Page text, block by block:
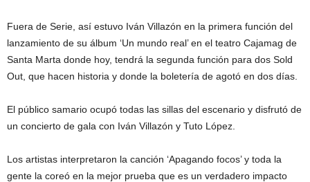
Fuera de Serie, así estuvo Iván Villazón en la primera función del
lanzamiento de su álbum ‘Un mundo real’ en el teatro Cajamag de
Santa Marta donde hoy, tendrá la segunda función para dos Sold
Out, que hacen historia y donde la boletería de agotó en dos días.
El público samario ocupó todas las sillas del escenario y disfrutó de
un concierto de gala con Iván Villazón y Tuto López.
Los artistas interpretaron la canción ‘Apagando focos’ y toda la
gente la coreó en la mejor prueba que es un verdadero impacto